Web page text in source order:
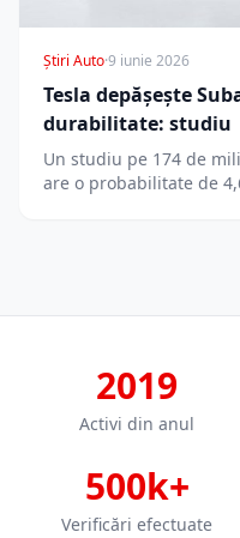
Știri Auto·9 iunie 2026
Tesla depășește
durabilitate: studiu
Un studiu pe 174 de
are o probabilitate de
2019
Activi din anul
500k+
Verificări efectuate